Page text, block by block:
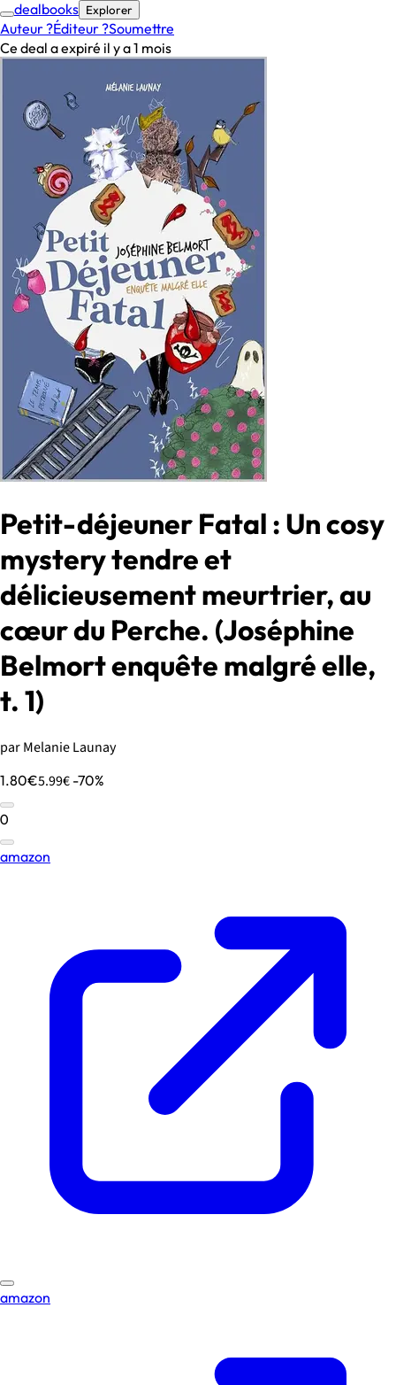
dealbooks Explorer
Auteur ?Éditeur ?Soumettre
Ce deal a expiré il y a 1 mois
Petit-déjeuner Fatal : Un cosy
mystery tendre et
délicieusement meurtrier, au
cœur du Perche. (Joséphine
Belmort enquête malgré elle,
t. 1)
par Melanie Launay
1.80€5.99€ -70%
0
amazon
amazon